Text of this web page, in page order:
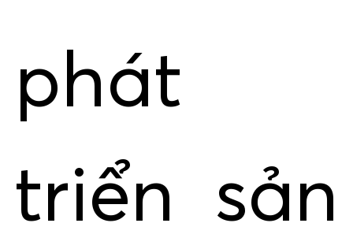
phát
triển sản